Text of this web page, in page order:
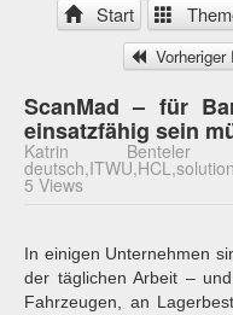
Start
Vorheriger
ScanMad – für
einsatzfähig sein
Katrin Benteler
5 Views
In einigen Unternehmen
der täglichen Arbeit –
Fahrzeugen, an